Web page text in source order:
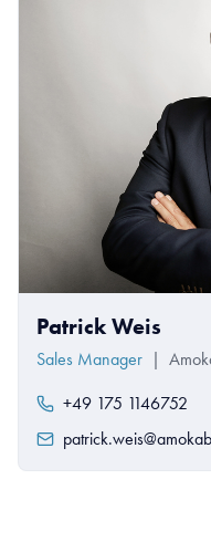
Patrick Weis
Sales Manager |
+49 175 1146752